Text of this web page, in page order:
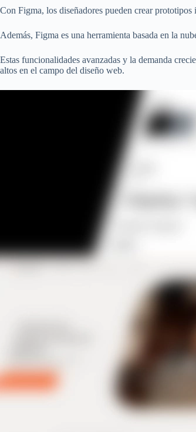
Con Figma, los diseñadores pueden crear
Además, Figma es una herramienta basada en la
Estas funcionalidades avanzadas y la demanda
altos en el campo del diseño web.